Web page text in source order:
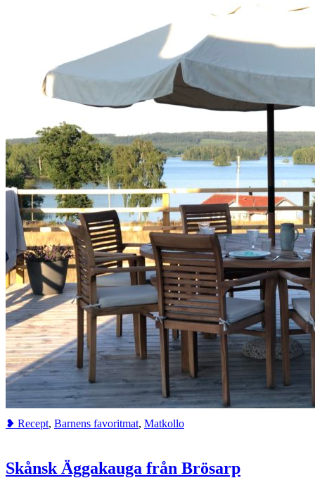
❥ Recept, Barnens favoritmat, Matkollo
Skånsk Äggakauga från Brösarp